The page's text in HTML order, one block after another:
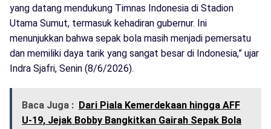
yang datang mendukung Timnas Indonesia di Stadion
Utama Sumut, termasuk kehadiran gubernur. Ini
menunjukkan bahwa sepak bola masih menjadi pemersatu
dan memiliki daya tarik yang sangat besar di Indonesia,” ujar
Indra Sjafri, Senin (8/6/2026).
Baca Juga : Dari Piala Kemerdekaan hingga AFF
U-19, Jejak Bobby Bangkitkan Gairah Sepak Bola